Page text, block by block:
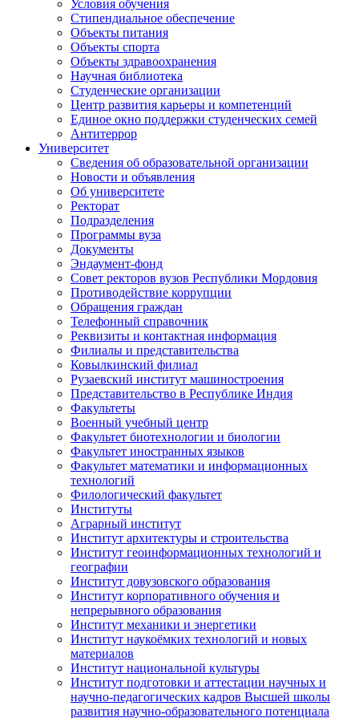
Условия обучения
Стипендиальное обеспечение
Объекты питания
Объекты спорта
Объекты здравоохранения
Научная библиотека
Студенческие организации
Центр развития карьеры и компетенций
Единое окно поддержки студенческих семей
Антитеррор
Университет
Сведения об образовательной организации
Новости и объявления
Об университете
Ректорат
Подразделения
Программы вуза
Документы
Эндаумент-фонд
Совет ректоров вузов Республики Мордовия
Противодействие коррупции
Обращения граждан
Телефонный справочник
Реквизиты и контактная информация
Филиалы и представительства
Ковылкинский филиал
Рузаевский институт машиностроения
Представительство в Республике Индия
Факультеты
Военный учебный центр
Факультет биотехнологии и биологии
Факультет иностранных языков
Факультет математики и информационных
технологий
Филологический факультет
Институты
Аграрный институт
Институт архитектуры и строительства
Институт геоинформационных технологий и
географии
Институт довузовского образования
Институт корпоративного обучения и
непрерывного образования
Институт механики и энергетики
Институт наукоёмких технологий и новых
материалов
Институт национальной культуры
Институт подготовки и аттестации научных и
научно-педагогических кадров Высшей школы
развития научно-образовательного потенциала